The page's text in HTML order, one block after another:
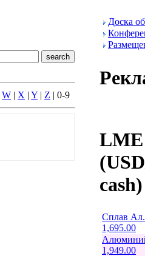
W | X | Y | Z | 0-9
Доска
LME
cash)
Сплав
1,695.00
1,949.00